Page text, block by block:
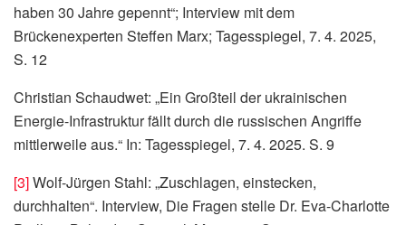
haben 30 Jahre gepennt“; Interview mit dem
Brückenexperten Steffen Marx; Tagesspiegel, 7. 4. 2025,
S. 12
Christian Schaudwet: „Ein Großteil der ukrainischen
Energie-Infrastruktur fällt durch die russischen Angriffe
mittlerweile aus.“ In: Tagesspiegel, 7. 4. 2025. S. 9
[3]Wolf-Jürgen Stahl: „Zuschlagen, einstecken,
durchhalten“. Interview, Die Fragen stelle Dr. Eva-Charlotte